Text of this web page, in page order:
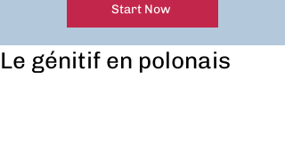
Start Now
Le génitif en polonais